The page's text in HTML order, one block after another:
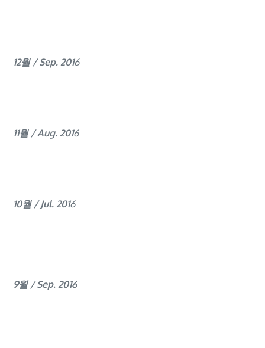
12월 / Sep. 2016
11월 / Aug. 2016
10월 / Jul. 2016
9월 / Sep. 2016